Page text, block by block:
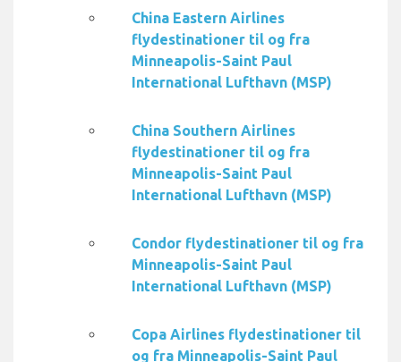
China Eastern Airlines
flydestinationer til og fra
Minneapolis-Saint Paul
International Lufthavn (MSP)
China Southern Airlines
flydestinationer til og fra
Minneapolis-Saint Paul
International Lufthavn (MSP)
Condor flydestinationer til og fra
Minneapolis-Saint Paul
International Lufthavn (MSP)
Copa Airlines flydestinationer til
og fra Minneapolis-Saint Paul